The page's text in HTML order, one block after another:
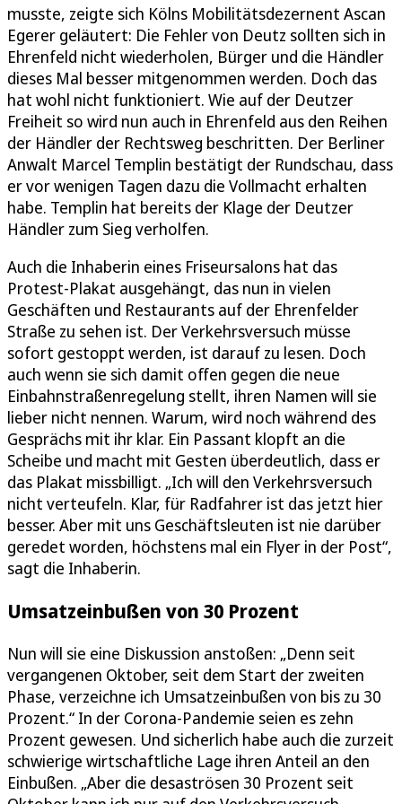
musste, zeigte sich Kölns Mobilitätsdezernent Ascan
Egerer geläutert: Die Fehler von Deutz sollten sich in
Ehrenfeld nicht wiederholen, Bürger und die Händler
dieses Mal besser mitgenommen werden. Doch das
hat wohl nicht funktioniert. Wie auf der Deutzer
Freiheit so wird nun auch in Ehrenfeld aus den Reihen
der Händler der Rechtsweg beschritten. Der Berliner
Anwalt Marcel Templin bestätigt der Rundschau, dass
er vor wenigen Tagen dazu die Vollmacht erhalten
habe. Templin hat bereits der Klage der Deutzer
Händler zum Sieg verholfen.
Auch die Inhaberin eines Friseursalons hat das
Protest-Plakat ausgehängt, das nun in vielen
Geschäften und Restaurants auf der Ehrenfelder
Straße zu sehen ist. Der Verkehrsversuch müsse
sofort gestoppt werden, ist darauf zu lesen. Doch
auch wenn sie sich damit offen gegen die neue
Einbahnstraßenregelung stellt, ihren Namen will sie
lieber nicht nennen. Warum, wird noch während des
Gesprächs mit ihr klar. Ein Passant klopft an die
Scheibe und macht mit Gesten überdeutlich, dass er
das Plakat missbilligt. „Ich will den Verkehrsversuch
nicht verteufeln. Klar, für Radfahrer ist das jetzt hier
besser. Aber mit uns Geschäftsleuten ist nie darüber
geredet worden, höchstens mal ein Flyer in der Post“,
sagt die Inhaberin.
Umsatzeinbußen von 30 Prozent
Nun will sie eine Diskussion anstoßen: „Denn seit
vergangenen Oktober, seit dem Start der zweiten
Phase, verzeichne ich Umsatzeinbußen von bis zu 30
Prozent.“ In der Corona-Pandemie seien es zehn
Prozent gewesen. Und sicherlich habe auch die zurzeit
schwierige wirtschaftliche Lage ihren Anteil an den
Einbußen. „Aber die desaströsen 30 Prozent seit